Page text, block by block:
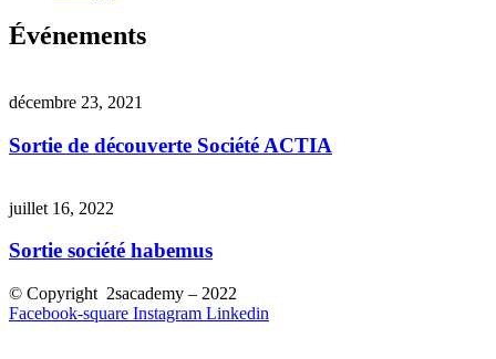
Événements
décembre 23, 2021
Sortie de découverte Société ACTIA
juillet 16, 2022
Sortie société habemus
© Copyright 2sacademy – 2022
Facebook-square Instagram Linkedin